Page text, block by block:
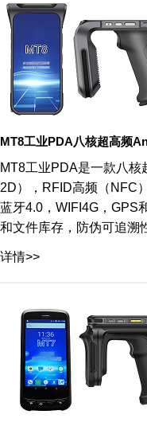
MT8工业PDA八核超高频
MT8工业PDA是一款八
2D），RFID高频（NFC
蓝牙4.0，WIFI4G，GPS
和文件库存，防伪可追溯
详情>>